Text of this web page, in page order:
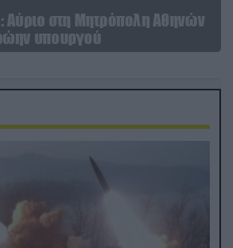
Aύριο στη Μητρόπολη Αθηνών
υπουργού